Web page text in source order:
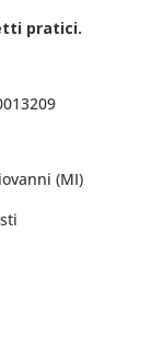
pratici.
(MI)